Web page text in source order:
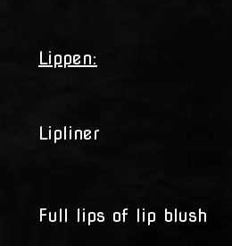
Lippen:
Lipliner
Full lips of lip blush